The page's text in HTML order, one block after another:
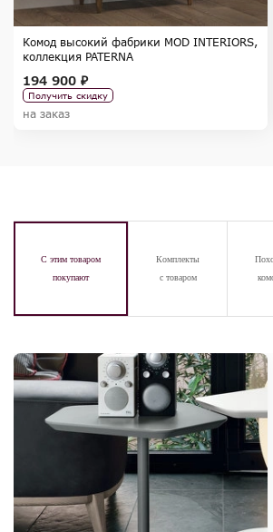
Комод высокий фабрики MOD INTERIORS,
коллекция PATERNA
194 900 ₽
Получить скидку
на заказ
С этим товаром
покупают
Комплекты
с товаром